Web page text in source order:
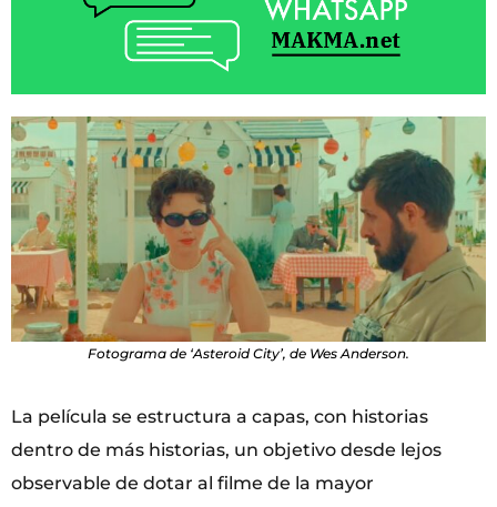
Fotograma de ‘Asteroid City’, de Wes Anderson.
La película se estructura a capas, con historias
dentro de más historias, un objetivo desde lejos
observable de dotar al filme de la mayor